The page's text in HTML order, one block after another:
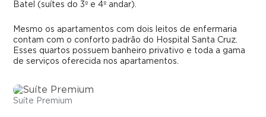
Batel (suítes do 3º e 4º andar).
Mesmo os apartamentos com dois leitos de enfermaria
contam com o conforto padrão do Hospital Santa Cruz.
Esses quartos possuem banheiro privativo e toda a gama
de serviços oferecida nos apartamentos.
Suíte Premium